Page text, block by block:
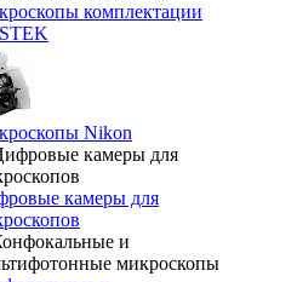
комплектации
Nikon
камеры для